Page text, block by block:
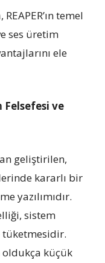
temel
ses üretim
ele
Felsefesi ve
geliştirilen,
kararlı bir
yazılımıdır.
sistem
tüketmesidir.
oldukça küçük